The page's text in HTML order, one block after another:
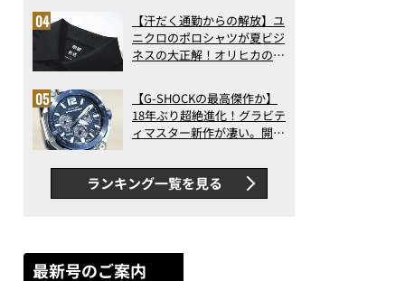
【汗だく通勤からの解放】ユ
ニクロのポロシャツが夏ビジ
ネスの大正解！オリヒカの透
アの実力
【G-SHOCKの最高傑作か】
18年ぶり超絶進化！グラビテ
ィマスター新作が凄い。開発
新ムーブメントの衝撃
ランキング一覧を見る
最新号のご案内